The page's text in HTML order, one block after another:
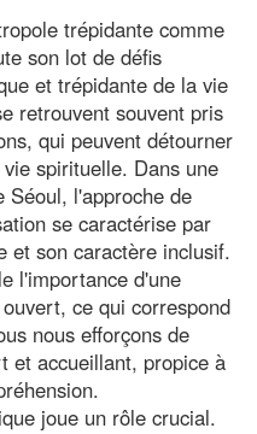
trépidante comme
son lot de défis
et trépidante de la vie
retrouvent souvent pris
qui peuvent détourner
spirituelle. Dans une
Séoul, l'approche de
se caractérise par
et son caractère inclusif.
l'importance d'une
ce qui correspond
nous efforçons de
et accueillant, propice à
joue un rôle crucial.